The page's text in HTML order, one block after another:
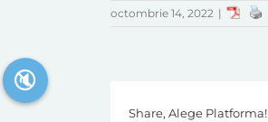
octombrie 14, 2022 |
Share, Alege Platforma!
🔇